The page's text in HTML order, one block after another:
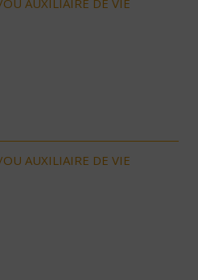
AUXILIAIRE DE VIE